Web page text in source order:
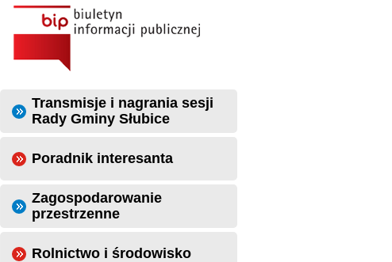
Transmisje i nagrania sesji
Rady Gminy Słubice
Poradnik interesanta
Zagospodarowanie
przestrzenne
Rolnictwo i środowisko